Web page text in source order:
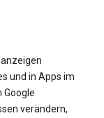
und in Apps im
Google
verändern,